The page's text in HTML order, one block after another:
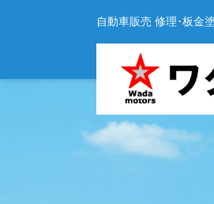
自動車販売 修理･板金